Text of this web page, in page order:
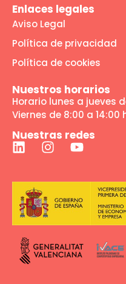
Enlaces legales
Aviso Legal
Política de privacidad
Política de cookies
Nuestros horarios
Horario lunes a jueves
Viernes de 8:00 a 14:00
Nuestras redes